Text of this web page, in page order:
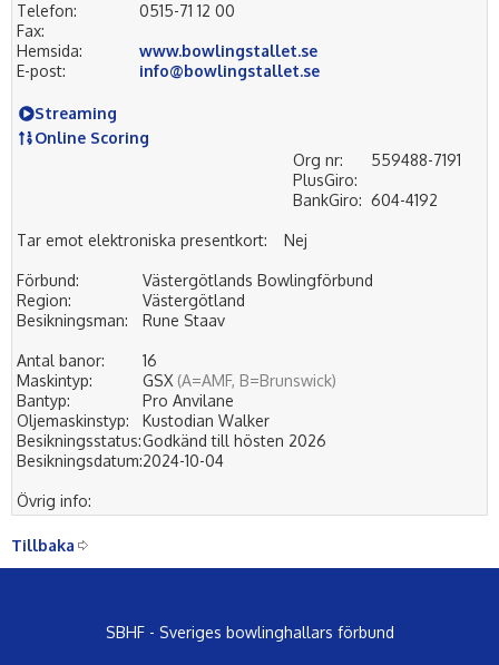
Telefon:
0515-71 12 00
Fax:
Hemsida:
www.bowlingstallet.se
E-post:
info@bowlingstallet.se
Streaming
Online Scoring
Org nr:
559488-7191
PlusGiro:
BankGiro: 604-4192
Tar emot elektroniska presentkort: Nej
Förbund:
Västergötlands Bowlingförbund
Region:
Västergötland
Besikningsman:
Rune Staav
Antal banor:
16
Maskintyp:
GSX (A=AMF, B=Brunswick)
Bantyp:
Pro Anvilane
Oljemaskinstyp:
Kustodian Walker
Besikningsstatus:Godkänd till hösten 2026
Besikningsdatum:2024-10-04
Övrig info:
Tillbaka
SBHF - Sveriges bowlinghallars förbund